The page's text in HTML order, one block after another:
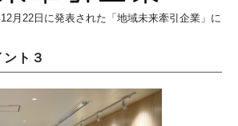
月22日に発表された「地域未来牽引企業」に
ト３